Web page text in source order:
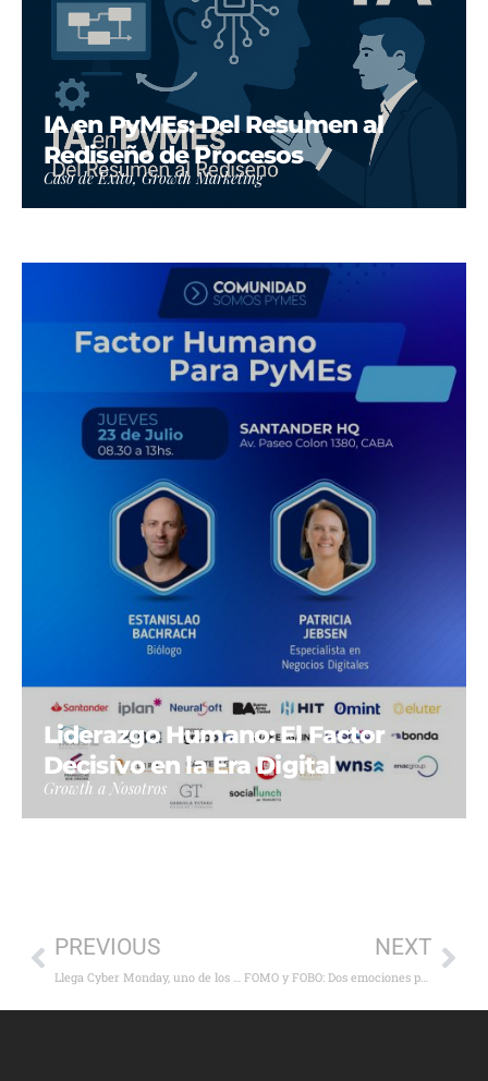
IA en PyMEs: Del Resumen al
Rediseño de Procesos
Caso de Éxito, Growth Marketing
Liderazgo Humano: El Factor
Decisivo en la Era Digital
Growth a Nosotros
PREVIOUS NEXT
FOMO y FOBO: Dos emociones propias de la era de la IA